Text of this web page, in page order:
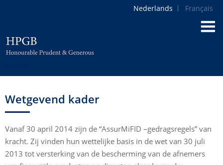
Nederlands Français
Wetgevend kader
Vanaf 30 april 2014 zijn de “AssurMiFID –gedragsregels” van
kracht. Zij vinden hun wettelijke basis in de wet van 30 juli
2013 tot versterking van de bescherming van de afnemers